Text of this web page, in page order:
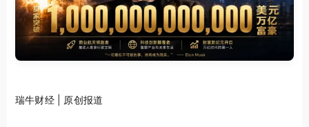
瑞牛财经 | 原创报道